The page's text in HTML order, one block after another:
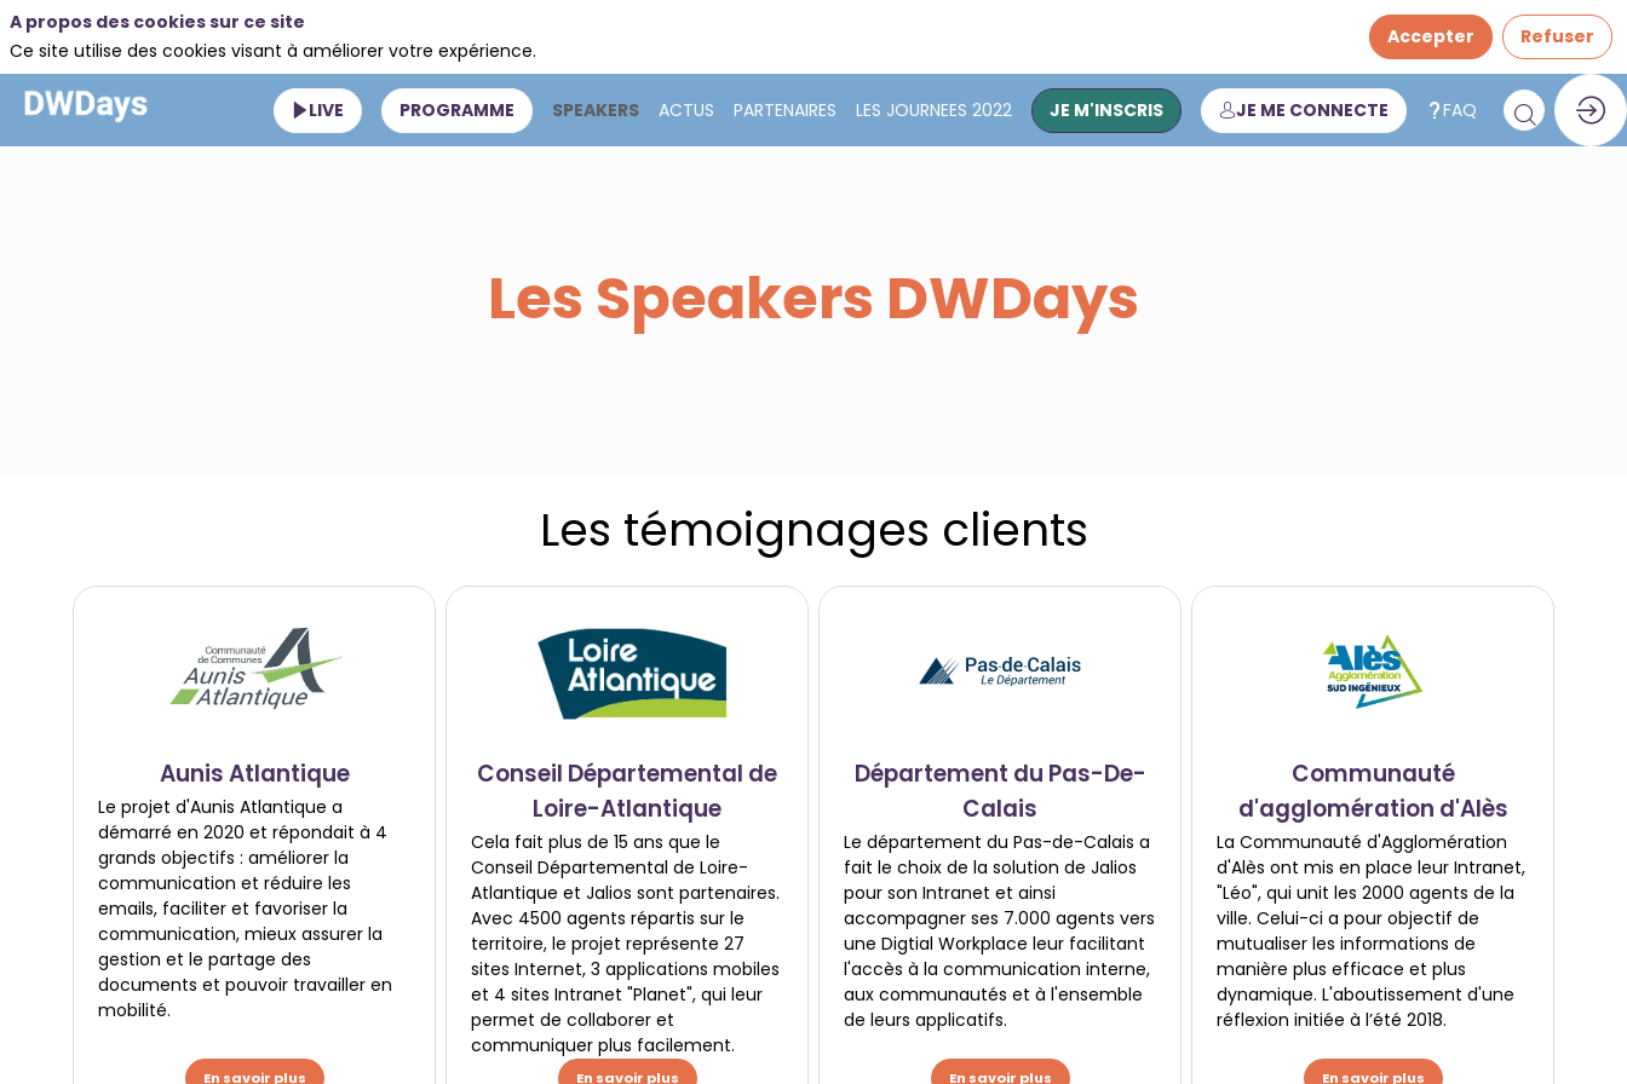
LIVE PROGRAMME SPEAKERS ACTUS PARTENAIRES LES JOURNEES 2022 JE M'INSCRIS JE ME CONNECTE FAQ
Les Speakers DWDays
Les témoignages clients
Aunis Atlantique
Le projet d'Aunis Atlantique a
démarré en 2020 et répondait à 4
grands objectifs : améliorer la
communication et réduire les
emails, faciliter et favoriser la
communication, mieux assurer la
gestion et le partage des
documents et pouvoir travailler en
mobilité.
En savoir plus
Conseil Départemental de
Loire-Atlantique
Cela fait plus de 15 ans que le
Conseil Départemental de Loire-
Atlantique et Jalios sont partenaires.
Avec 4500 agents répartis sur le
territoire, le projet représente 27
sites Internet, 3 applications mobiles
et 4 sites Intranet "Planet", qui leur
permet de collaborer et
communiquer plus facilement.
En savoir plus
Département du Pas-De-
Calais
Le département du Pas-de-Calais a
fait le choix de la solution de Jalios
pour son Intranet et ainsi
accompagner ses 7.000 agents vers
une Digtial Workplace leur facilitant
l'accès à la communication interne,
aux communautés et à l'ensemble
de leurs applicatifs.
En savoir plus
Communauté
d'agglomération d'Alès
La Communauté d'Agglomération
d'Alès ont mis en place leur Intranet,
"Léo", qui unit les 2000 agents de la
ville. Celui-ci a pour objectif de
mutualiser les informations de
manière plus efficace et plus
dynamique. L'aboutissement d'une
réflexion initiée à l’été 2018.
En savoir plus
A propos des cookies sur ce site
Ce site utilise des cookies visant à améliorer votre expérience.
Accepter Refuser